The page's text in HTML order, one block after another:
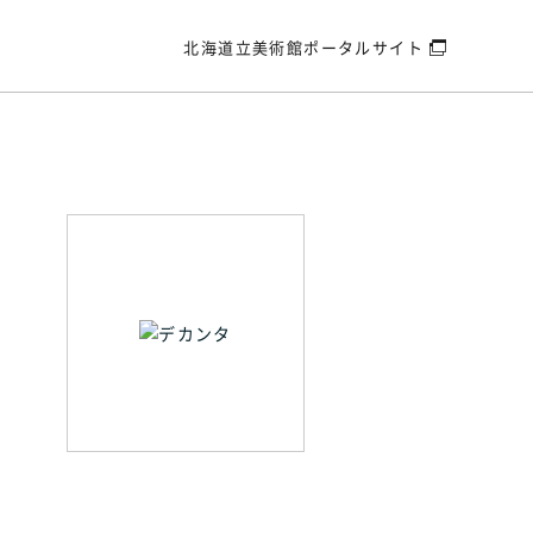
北海道立美術館ポータルサイト